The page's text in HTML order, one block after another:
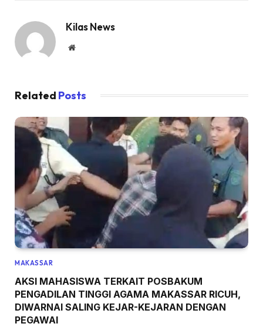
Kilas News
Website
Related Posts
MAKASSAR
AKSI MAHASISWA TERKAIT POSBAKUM
PENGADILAN TINGGI AGAMA MAKASSAR RICUH,
DIWARNAI SALING KEJAR-KEJARAN DENGAN
PEGAWAI